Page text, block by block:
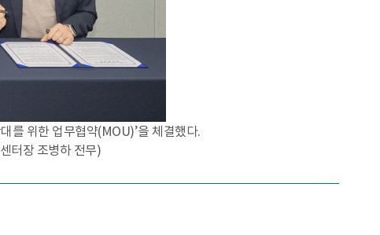
를 위한 업무협약(MOU)’을 체결했다.
터장 조병하 전무)